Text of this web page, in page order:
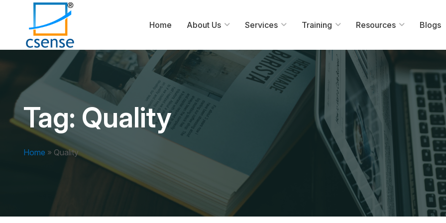
Home About Us Services Training Resources Blogs
Tag: Quality
Home » Quality